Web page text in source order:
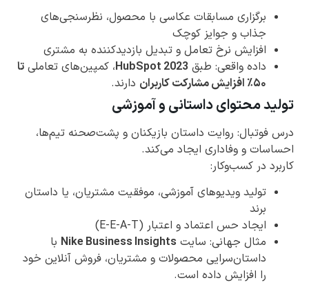
برگزاری مسابقات عکاسی با محصول، نظرسنجی‌های
جذاب و جوایز کوچک
افزایش نرخ تعامل و تبدیل بازدیدکننده به مشتری
داده واقعی: طبق HubSpot 2023، کمپین‌های تعاملی تا
۵۰٪ افزایش مشارکت کاربران
دارند.
تولید محتوای داستانی و آموزشی
درس فوتبال: روایت داستان بازیکنان و پشت‌صحنه تیم‌ها،
احساسات و وفاداری ایجاد می‌کند.
کاربرد در کسب‌وکار:
تولید ویدیوهای آموزشی، موفقیت مشتریان، یا داستان
برند
ایجاد حس اعتماد و اعتبار (E-E-A-T)
مثال جهانی: سایت Nike Business Insights با
داستان‌سرایی محصولات و مشتریان، فروش آنلاین خود
را افزایش داده است.